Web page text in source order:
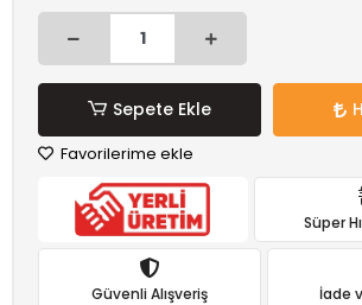
Sepete Ekle
Favorilerime ekle
Süper
Güvenli Alışveriş İade